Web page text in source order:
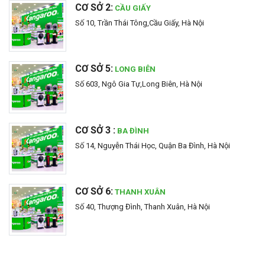
CƠ SỞ 2: CẦU GIẤY
Số 10, Trần Thái Tông,Cầu Giấy, Hà Nội
CƠ SỞ 5: LONG BIÊN
Số 603, Ngô Gia Tự,Long Biên, Hà Nội
CƠ SỞ 3 : BA ĐÌNH
Số 14, Nguyễn Thái Học, Quận Ba Đình, Hà Nội
CƠ SỞ 6: THANH XUÂN
Số 40, Thượng Đình, Thanh Xuân, Hà Nội